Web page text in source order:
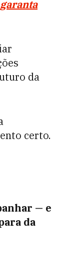
garanta
da
certo.
— e
da